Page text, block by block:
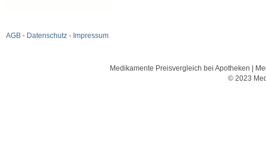
AGB - Datenschutz - Impressum
Medikamente Preisvergleich bei Apotheken |
© 2023